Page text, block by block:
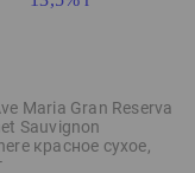
Maria Gran Reserva
Sauvignon
красное сухое,